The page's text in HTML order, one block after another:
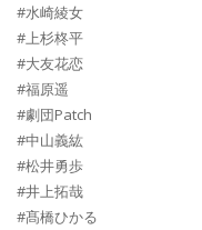
#水崎綾女
#上杉柊平
#大友花恋
#福原遥
#劇団Patch
#中山義紘
#松井勇歩
#井上拓哉
#髙橋ひかる